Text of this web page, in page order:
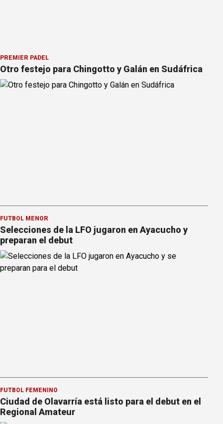
PREMIER PÁDEL
Otro festejo para Chingotto y Galán en Sudáfrica
FÚTBOL MENOR
Selecciones de la LFO jugaron en Ayacucho y
preparan el debut
FÚTBOL FEMENINO
Ciudad de Olavarría está listo para el debut en el
Regional Amateur